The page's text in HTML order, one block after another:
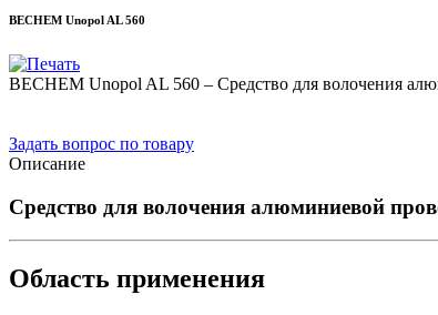
BECHEM Unopol AL 560
BECHEM Unopol AL 560 – Средство для волочения
Задать вопрос по товару
Описание
Средство для волочения алюминиевой
Область применения